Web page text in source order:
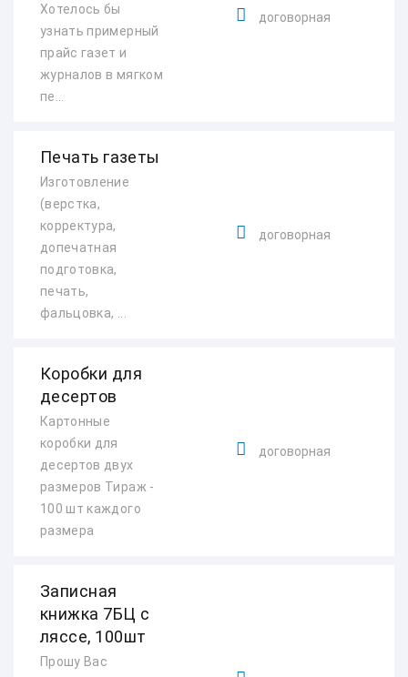
Хотелось бы
узнать примерный
прайс газет и
журналов в мягком
пе...
договорная
Печать газеты
Изготовление
(верстка,
корректура,
допечатная
подготовка,
печать,
фальцовка, ...
договорная
Коробки для
десертов
Картонные
коробки для
десертов двух
размеров Тираж -
100 шт каждого
размера
договорная
Записная
книжка 7БЦ с
ляссе, 100шт
Прошу Вас